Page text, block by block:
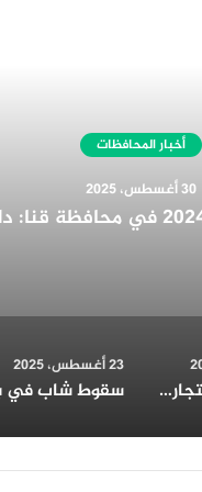
غرفة المنيا التجارية
سقوط شاب في بئر بالمنيا: المحافظ يتابع تداعيات الحادث
23 أغسطس، 2025